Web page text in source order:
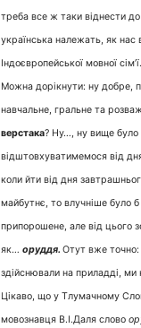
треба все ж таки віднести до
українська належать, як нас
Індоєвропейської мовної сім’ї.
Можна дорікнути: ну добре,
навчальне, гральне та
верстака? Ну…, ну вище
відштовхуватимемося від
коли йти від дня
майбутнє, то влучніше було б
припорошене, але від цього
як…оруддя.Отут вже точно:
здійснювали на приладді,
Цікаво, що у Тлумачному
мовознавця В.І.Даля слово